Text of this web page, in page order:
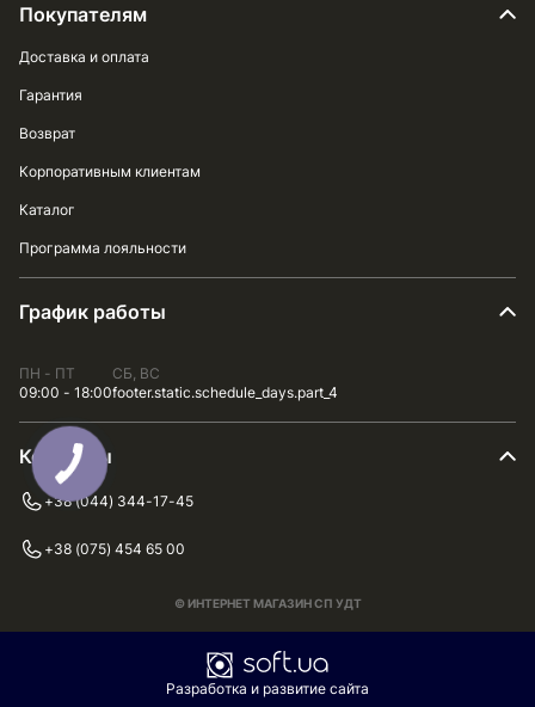
Покупателям
Доставка и оплата
Гарантия
Возврат
Корпоративным клиентам
Каталог
Программа лояльности
График работы
ПН - ПТ
09:00 - 18:00
СБ, ВС
footer.static.schedule_days.part_4
Контакты
+38 (044) 344-17-45
+38 (075) 454 65 00
© ИНТЕРНЕТ МАГАЗИН СП УДТ
Разработка и развитие сайта